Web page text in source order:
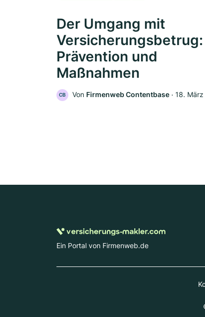
Der Umgang mit
Versicherungsbetrug:
Prävention und
Maßnahmen
CB Von Firmenweb Contentbase ‧ 18.
Ein Portal von Firmenweb.de